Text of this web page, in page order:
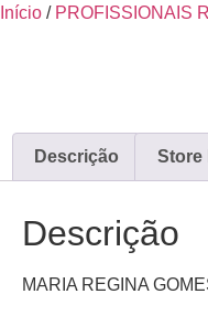
IrInício / PROFISSIONAIS
Descrição Store
Descrição
MARIA REGINA